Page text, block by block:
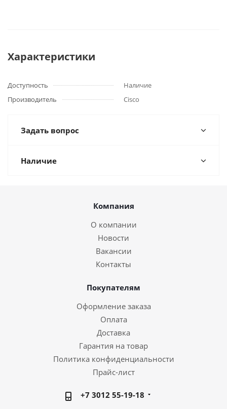
Характеристики
Доступность
Наличие
Производитель
Cisco
Задать вопрос
Наличие
Компания
О компании
Новости
Вакансии
Контакты
Покупателям
Оформление заказа
Оплата
Доставка
Гарантия на товар
Политика конфиденциальности
Прайс-лист
+7 3012 55-19-18